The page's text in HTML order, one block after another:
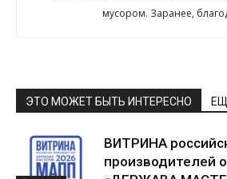
мусором. Заранее,
ЭТО МОЖЕТ БЫТЬ ИНТЕРЕСНО
ВИТРИНА
производителей